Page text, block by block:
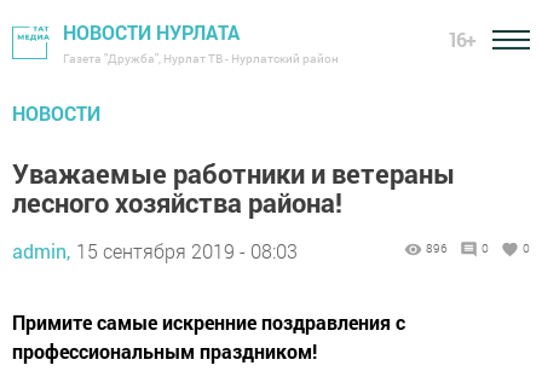
НОВОСТИ НУРЛАТА
Газета "Дружба", Нурлат ТВ - Нурлатский район
16+
НОВОСТИ
Уважаемые работники и ветераны
лесного хозяйства района!
admin, 15 сентября 2019 - 08:03 896 0 0
Примите самые искренние поздравления с
профессиональным праздником!